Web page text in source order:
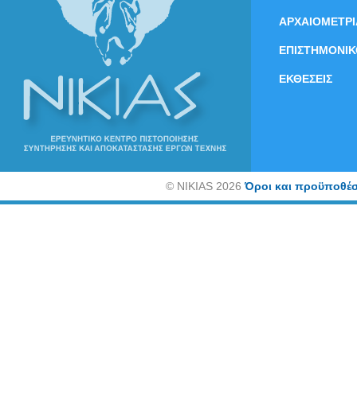
ΕΚΘΕΣΕΙΣ
©NIKIAS 2026Όροι και